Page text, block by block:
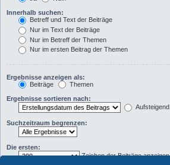
Innerhalb suchen:
Betreff und Text der Beiträge
Nur im Text der Beiträge
Nur im Betreff der Themen
Nur im ersten Beitrag der Themen
Ergebnisse anzeigen als:
Beiträge
Themen
Ergebnisse sortieren nach:
Aufsteigend
Suchzeitraum begrenzen:
Die ersten:
Zeichen der Beiträge anzeigen